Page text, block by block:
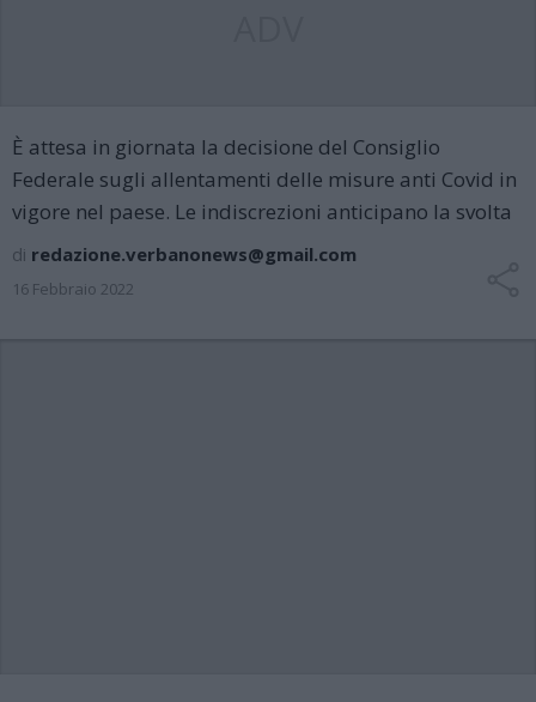
È attesa in giornata la decisione del Consiglio
Federale sugli allentamenti delle misure anti Covid in
vigore nel paese. Le indiscrezioni anticipano la svolta
di redazione.verbanonews@gmail.com
16 Febbraio 2022